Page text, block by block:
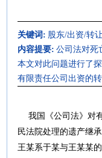
关键词: 股东/出资/转让
内容提要: 公司法对死
本文对此问题进行了
有限责任公司出资的转
我国《公司法》对
民法院处理的遗产继
王某系于某与王某某